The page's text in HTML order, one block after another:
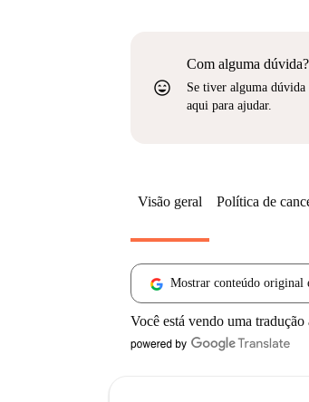
sentiment_very_satisfied
Com alguma dúvida?
Se tiver alguma dúvida
aqui para ajudar.
Visão geral Política de
Mostrar conteúdo original
Você está vendo uma